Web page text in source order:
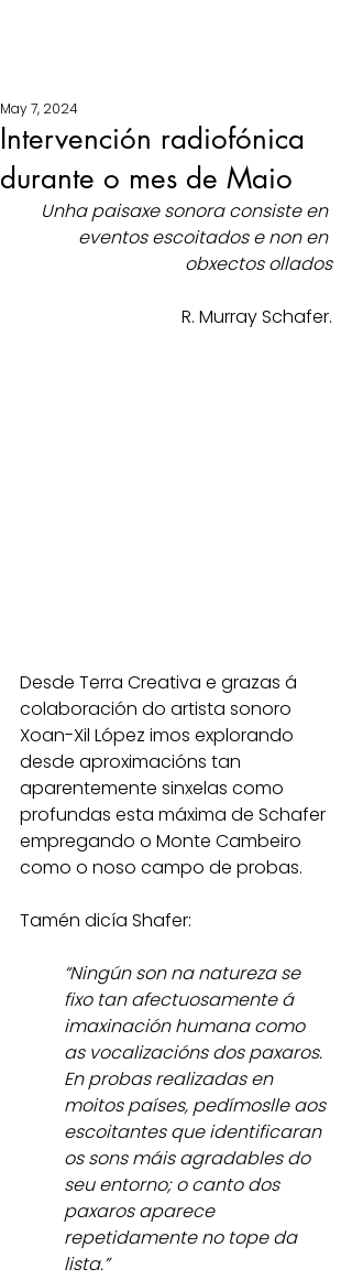
Intervención radiofónica
durante o mes de Maio
May 7, 2024
Unha paisaxe sonora consiste en
eventos escoitados e non en
obxectos ollados
R. Murray Schafer.
Desde Terra Creativa e grazas á
colaboración do artista sonoro
Xoan-Xil López imos explorando
desde aproximacións tan
aparentemente sinxelas como
profundas esta máxima de Schafer
empregando o Monte Cambeiro
como o noso campo de probas.
Tamén dicía Shafer:
“Ningún son na natureza se
fixo tan afectuosamente á
imaxinación humana como
as vocalizacións dos paxaros.
En probas realizadas en
moitos países, pedímoslle aos
escoitantes que identificaran
os sons máis agradables do
seu entorno; o canto dos
paxaros aparece
repetidamente no tope da
lista.”